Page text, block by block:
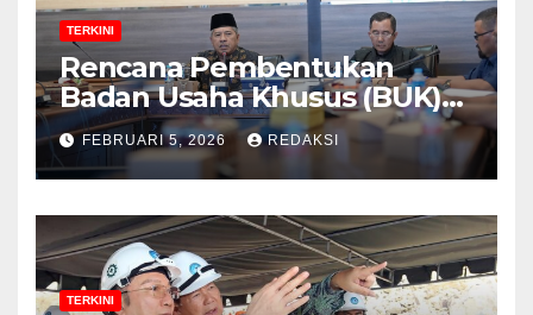
TERKINI
Rencana Pembentukan
Badan Usaha Khusus (BUK)
Menguat dalam Revisi RUU
Migas, Ini Alasannya!
FEBRUARI 5, 2026 REDAKSI
TERKINI